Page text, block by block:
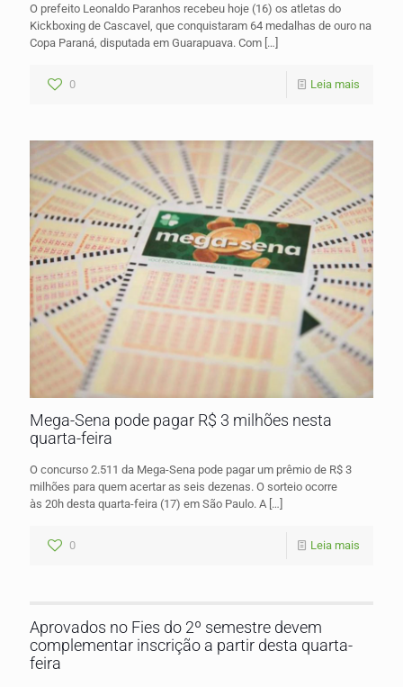
O prefeito Leonaldo Paranhos recebeu hoje (16) os atletas do
Kickboxing de Cascavel, que conquistaram 64 medalhas de ouro na
Copa Paraná, disputada em Guarapuava. Com […]
0 Leia mais
Mega-Sena pode pagar R$ 3 milhões nesta
quarta-feira
O concurso 2.511 da Mega-Sena pode pagar um prêmio de R$ 3
milhões para quem acertar as seis dezenas. O sorteio ocorre
às 20h desta quarta-feira (17) em São Paulo. A […]
0 Leia mais
Aprovados no Fies do 2º semestre devem
complementar inscrição a partir desta quarta-
feira